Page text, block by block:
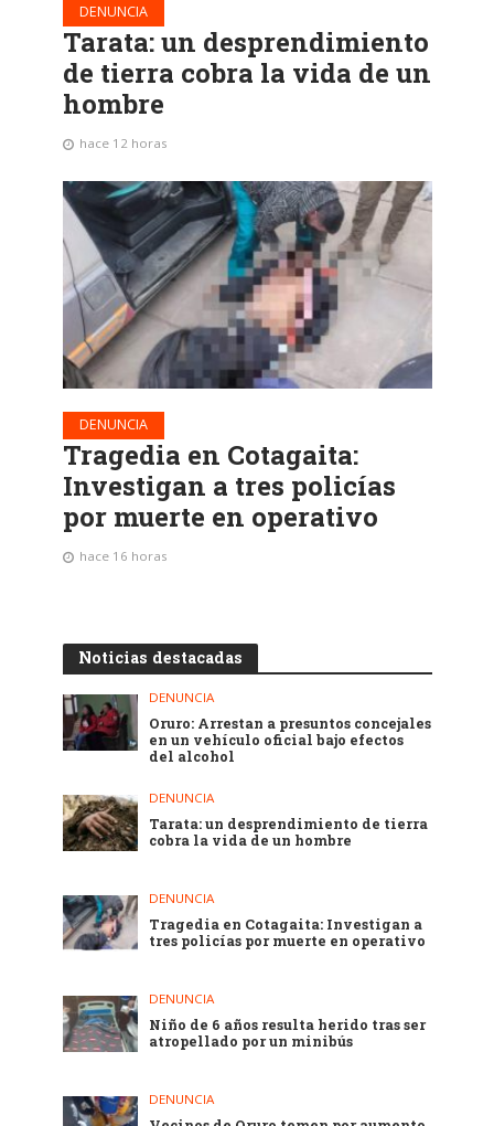
DENUNCIA
Tarata: un desprendimiento
de tierra cobra la vida de un
hombre
hace 12 horas
DENUNCIA
Tragedia en Cotagaita:
Investigan a tres policías
por muerte en operativo
hace 16 horas
Noticias destacadas
DENUNCIA
Oruro: Arrestan a presuntos concejales
en un vehículo oficial bajo efectos
del alcohol
DENUNCIA
Tarata: un desprendimiento de tierra
cobra la vida de un hombre
DENUNCIA
Tragedia en Cotagaita: Investigan a
tres policías por muerte en operativo
DENUNCIA
Niño de 6 años resulta herido tras ser
atropellado por un minibús
DENUNCIA